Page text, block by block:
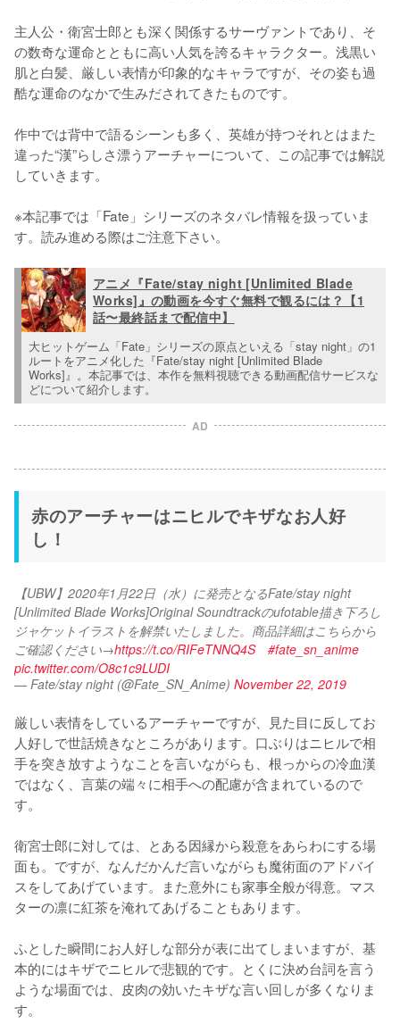
主人公・衛宮士郎とも深く関係するサーヴァントであり、そ
の数奇な運命とともに高い人気を誇るキャラクター。浅黒い
肌と白髪、厳しい表情が印象的なキャラですが、その姿も過
酷な運命のなかで生みだされてきたものです。
作中では背中で語るシーンも多く、英雄が持つそれとはまた
違った“漢”らしさ漂うアーチャーについて、この記事では解説
していきます。
※本記事では「Fate」シリーズのネタバレ情報を扱っていま
す。読み進める際はご注意下さい。
アニメ『Fate/stay night [Unlimited Blade
Works]』の動画を今すぐ無料で観るには？【1
話〜最終話まで配信中】
大ヒットゲーム「Fate」シリーズの原点といえる「stay night」の1
ルートをアニメ化した『Fate/stay night [Unlimited Blade
Works]』。本記事では、本作を無料視聴できる動画配信サービスな
どについて紹介します。
AD
赤のアーチャーはニヒルでキザなお人好
し！
【UBW】2020年1月22日（水）に発売となるFate/stay night
[Unlimited Blade Works]Original Soundtrackのufotable描き下ろし
ジャケットイラストを解禁いたしました。商品詳細はこちらから
ご確認ください→https://t.co/RIFeTNNQ4S
#fate_sn_anime
pic.twitter.com/O8c1c9LUDI
— Fate/stay night (@Fate_SN_Anime) November 22, 2019
厳しい表情をしているアーチャーですが、見た目に反してお
人好しで世話焼きなところがあります。口ぶりはニヒルで相
手を突き放すようなことを言いながらも、根っからの冷血漢
ではなく、言葉の端々に相手への配慮が含まれているので
す。
衛宮士郎に対しては、とある因縁から殺意をあらわにする場
面も。ですが、なんだかんだ言いながらも魔術面のアドバイ
スをしてあげています。また意外にも家事全般が得意。マス
ターの凛に紅茶を淹れてあげることもあります。
ふとした瞬間にお人好しな部分が表に出てしまいますが、基
本的にはキザでニヒルで悲観的です。とくに決め台詞を言う
ような場面では、皮肉の効いたキザな言い回しが多くなりま
す。